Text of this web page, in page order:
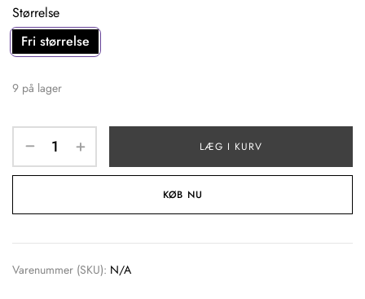
Størrelse
Fri størrelse
9 på lager
LÆG I KURV
KØB NU
Varenummer (SKU): N/A